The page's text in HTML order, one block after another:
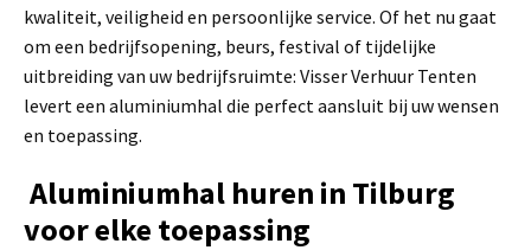
kwaliteit, veiligheid en persoonlijke service. Of het nu gaat
om een bedrijfsopening, beurs, festival of tijdelijke
uitbreiding van uw bedrijfsruimte: Visser Verhuur Tenten
levert een aluminiumhal die perfect aansluit bij uw wensen
en toepassing.
Aluminiumhal huren in Tilburg
voor elke toepassing